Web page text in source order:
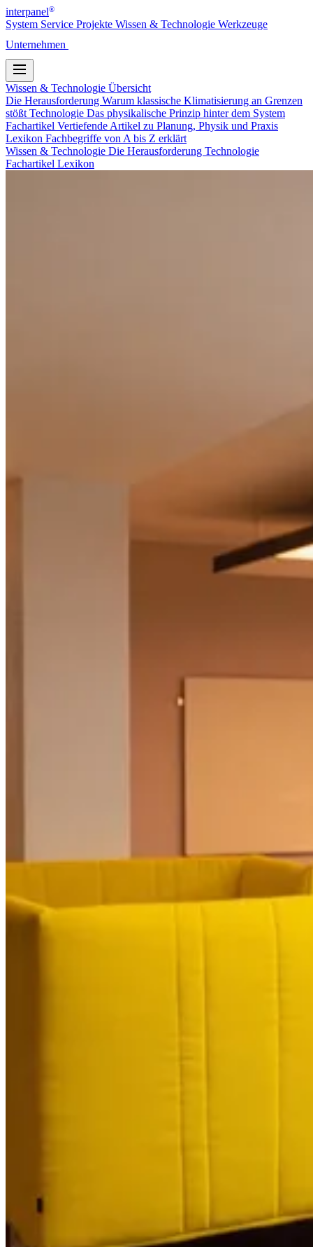
interpanel®
System Service Projekte Wissen & Technologie Werkzeuge
Unternehmen
Wissen & Technologie Übersicht
Die Herausforderung Warum klassische Klimatisierung an Grenzen
stößt Technologie Das physikalische Prinzip hinter dem System
Fachartikel Vertiefende Artikel zu Planung, Physik und Praxis
Lexikon Fachbegriffe von A bis Z erklärt
Wissen & Technologie Die Herausforderung Technologie
Fachartikel Lexikon